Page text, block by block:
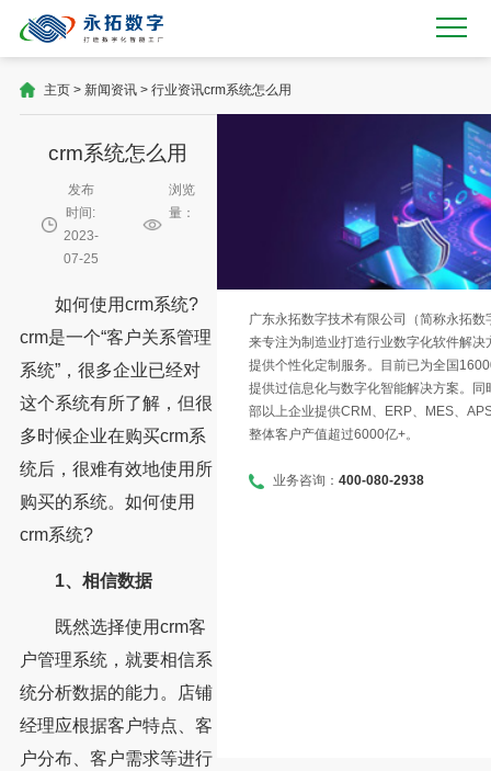
主页> 新闻资讯> 行业资讯crm系统怎么用
crm系统怎么用
发布
时间:
2023-
07-25
浏览
量：
如何使用crm系统?
crm是一个“客户关系管理
系统”，很多企业已经对
这个系统有所了解，但很
多时候企业在购买crm系
统后，很难有效地使用所
购买的系统。如何使用
crm系统?
1、相信数据
既然选择使用crm客
户管理系统，就要相信系
统分析数据的能力。店铺
经理应根据客户特点、客
户分布、客户需求等进行
广东永拓数字技术有限公司（简称永拓
来专注为制造业打造行业数字化软件解决
提供个性化定制服务。目前已为全国
提供过信息化与数字化智能解决方案。
部以上企业提供CRM、ERP、MES、
整体客户产值超过6000亿+。
业务咨询： 400-080-2938